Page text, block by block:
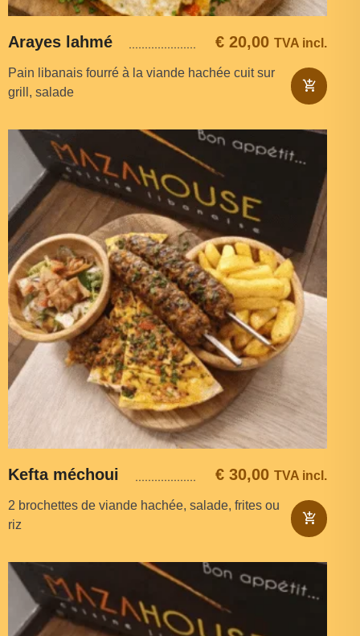
Arayes lahmé €20,00 TVA incl.
Pain libanais fourré à la viande hachée cuit sur
grill, salade
Kefta méchoui €30,00 TVA incl.
2 brochettes de viande hachée, salade, frites ou
riz